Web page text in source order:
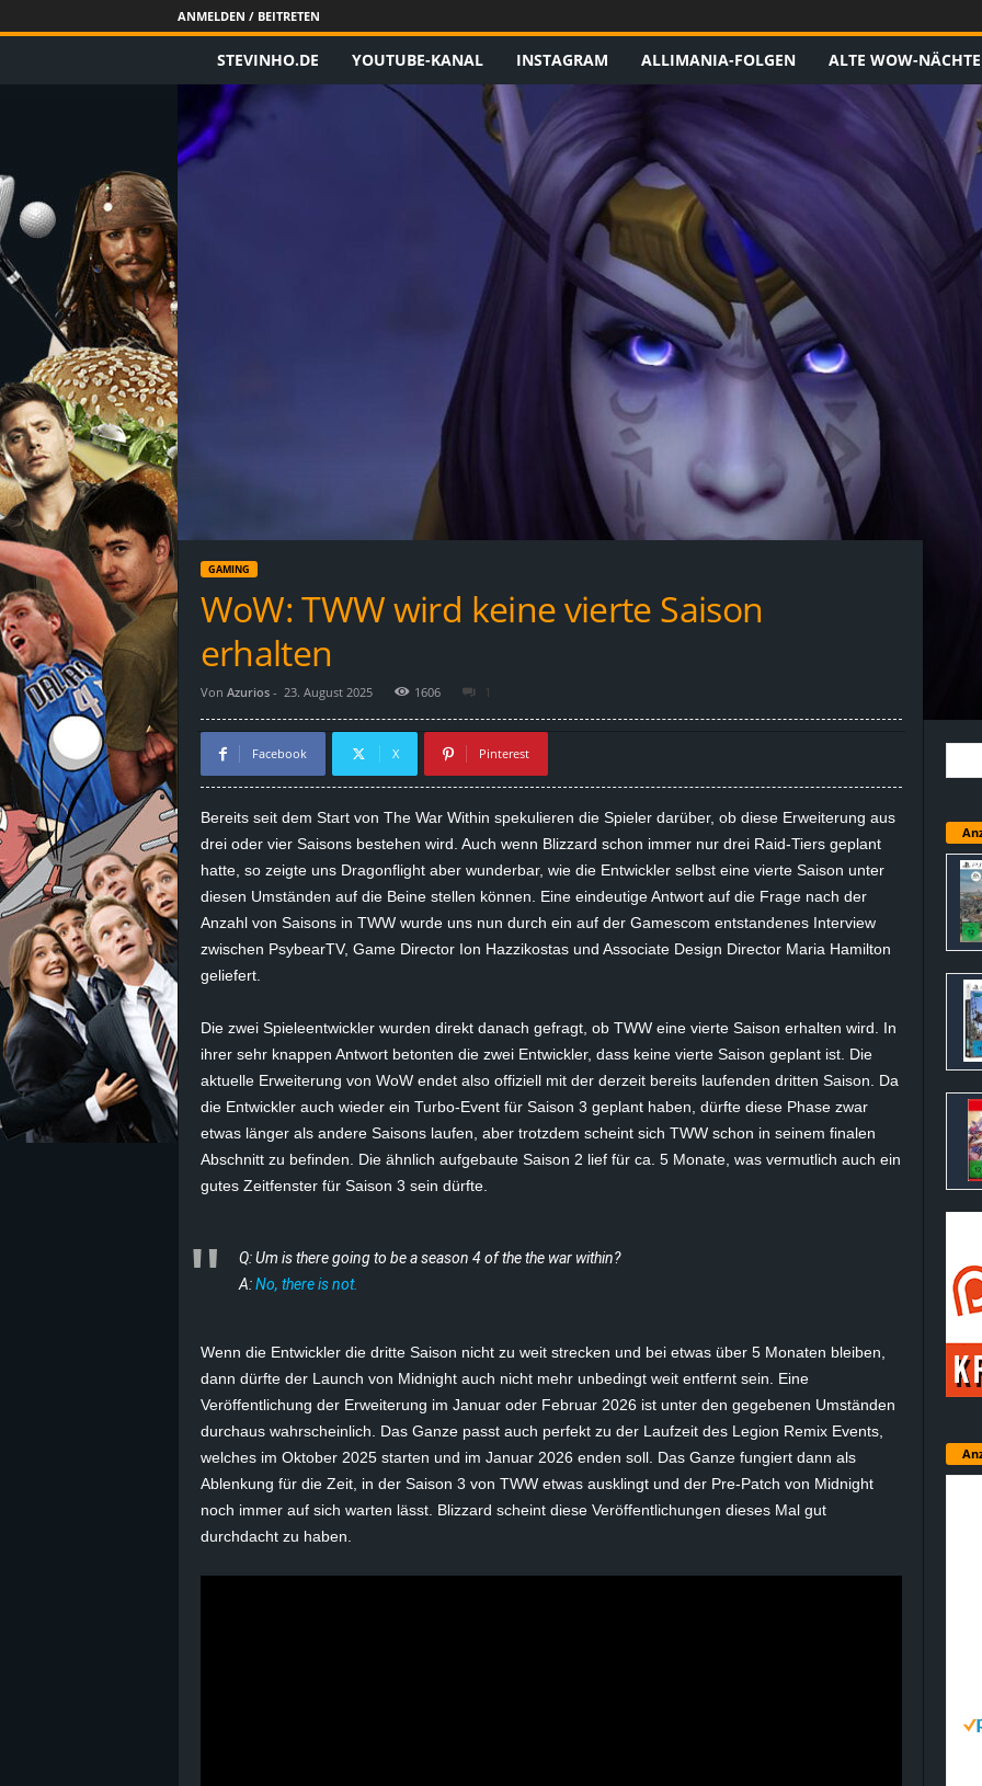
ANMELDEN / BEITRETEN
e
e
i
n
s
g
e
z
c
n
t
e
r
B
STEVINHO.DE YOUTUBE-KANAL INSTAGRAM ALLIMANIA-FOLGEN ALTE WOW-NÄCHTE
GAMING
WoW: TWW wird keine vierte Saison
erhalten
Von Azurios- 23. August 2025 1606 1
Facebook X Pinterest
Bereits seit dem Start von The War Within spekulieren die Spieler darüber, ob diese Erweiterung aus
drei oder vier Saisons bestehen wird. Auch wenn Blizzard schon immer nur drei Raid-Tiersgeplant
hatte, so zeigte uns Dragonflightaber wunderbar, wie die Entwickler selbst eine vierte Saison unter
diesen Umständen auf die Beine stellen können. Eine eindeutige Antwort auf die Frage nach der
Anzahl von Saisons in TWW wurde uns nun durch ein auf der Gamescom entstandenes Interview
zwischen PsybearTV, Game Director Ion Hazzikostasund Associate Design Director Maria Hamilton
geliefert.
Die zwei Spieleentwickler wurden direkt danach gefragt, ob TWW eine vierte Saison erhalten wird. In
ihrer sehr knappen Antwort betonten die zwei Entwickler, dass keine vierte Saison geplant ist. Die
aktuelle Erweiterung von WoW endet also offiziell mit der derzeit bereits laufenden dritten Saison. Da
die Entwickler auch wieder ein Turbo-Event für Saison 3 geplant haben, dürfte diese Phase zwar
etwas länger als andere Saisons laufen, aber trotzdem scheint sich TWW schon in seinem finalen
Abschnitt zu befinden. Die ähnlich aufgebaute Saison 2 lief für ca. 5 Monate, was vermutlich auch ein
gutes Zeitfenster für Saison 3 sein dürfte.
Q: Um is there going to be a season 4 of the the war within?
A:No, there is not.
Wenn die Entwickler die dritte Saison nicht zu weit strecken und bei etwas über 5 Monaten bleiben,
dann dürfte der Launch von Midnightauch nicht mehr unbedingt weit entfernt sein. Eine
Veröffentlichung der Erweiterung im Januar oder Februar 2026 ist unter den gegebenen Umständen
durchaus wahrscheinlich. Das Ganze passt auch perfekt zu der Laufzeit des Legion RemixEvents,
welches im Oktober 2025 starten und im Januar 2026 enden soll. Das Ganze fungiert dann als
Ablenkung für die Zeit, in der Saison 3 von TWW etwas ausklingt und der Pre-Patch von Midnight
noch immer auf sich warten lässt. Blizzard scheint diese Veröffentlichungen dieses Mal gut
durchdacht zu haben.